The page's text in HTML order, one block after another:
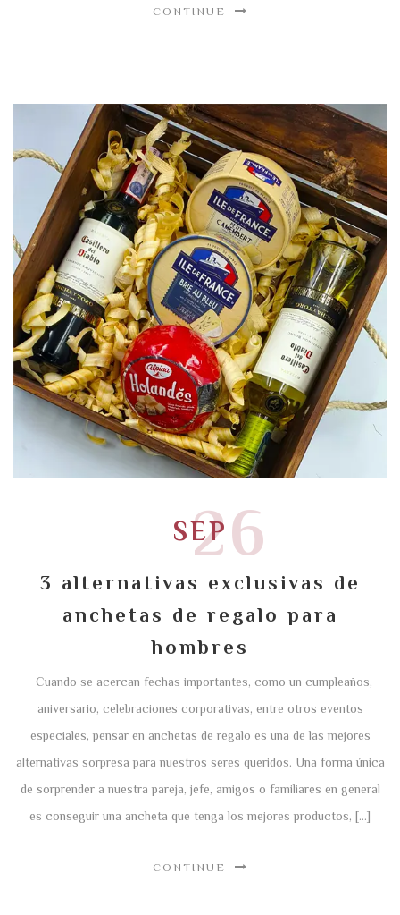
CONTINUE
26
SEP
3 alternativas exclusivas de
anchetas de regalo para
hombres
Cuando se acercan fechas importantes, como un cumpleaños,
aniversario, celebraciones corporativas, entre otros eventos
especiales, pensar en anchetas de regalo es una de las mejores
alternativas sorpresa para nuestros seres queridos. Una forma única
de sorprender a nuestra pareja, jefe, amigos o familiares en general
es conseguir una ancheta que tenga los mejores productos, […]
CONTINUE